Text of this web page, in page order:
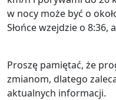
w nocy może być o
Słońce wzejdzie o 8:36,
Proszę pamiętać, że
zmianom, dlatego
aktualnych informacji.